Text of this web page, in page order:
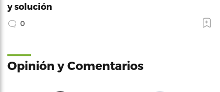
y solución
0
Opinión y Comentarios